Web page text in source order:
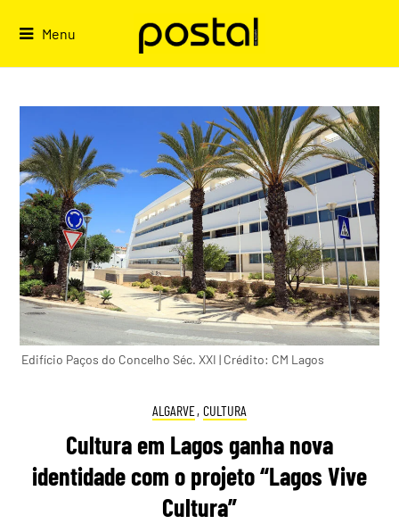
Menu
Edifício Paços do Concelho Séc. XXI | Crédito: CM Lagos
ALGARVE, CULTURA
Cultura em Lagos ganha nova
identidade com o projeto “Lagos Vive
Cultura”